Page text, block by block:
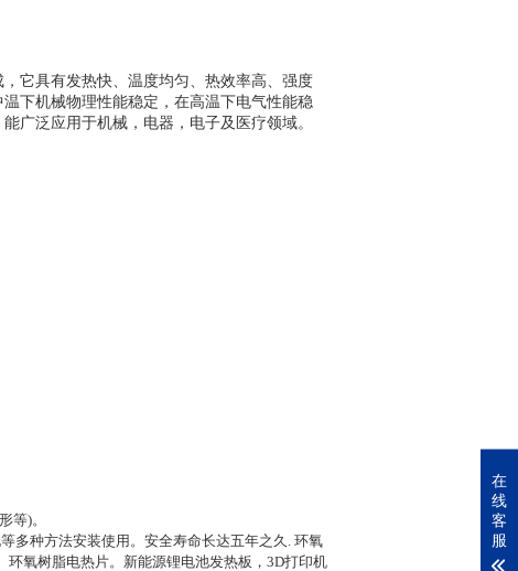
它具有发热快、温度均匀、热效率高、强度
温下机械物理性能稳定，在高温下电气性能稳
广泛应用于机械，电器，电子及医疗领域。
等)。
多种方法安装使用。安全寿命长达五年之久. 环氧
氧树脂电热片。新能源锂电池发热板，3D打印机
在
线
客
服